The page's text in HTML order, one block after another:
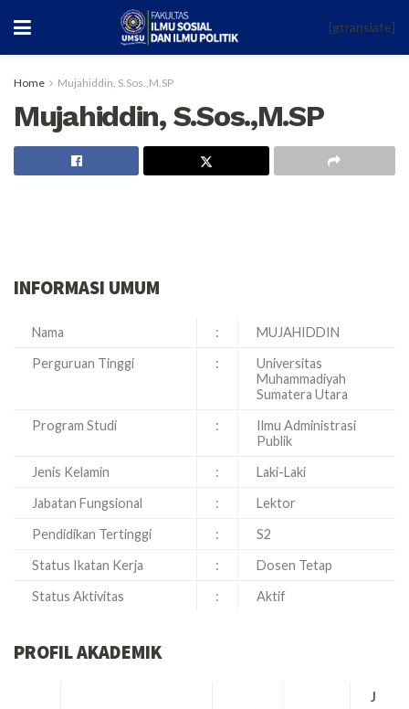
[gtranslate]
Home Mujahiddin, S.Sos.,M.SP
Mujahiddin, S.Sos.,M.SP
INFORMASI UMUM
Nama :
MUJAHIDDIN
Perguruan Tinggi
:
Universitas
Muhammadiyah
Sumatera Utara
Program Studi
:
Ilmu Administrasi
Publik
Jenis Kelamin
:
Laki-Laki
Jabatan Fungsional
:
Lektor
Pendidikan Tertinggi
:
S2
Status Ikatan Kerja
:
Dosen Tetap
Status Aktivitas
: Aktif
PROFIL AKADEMIK
J